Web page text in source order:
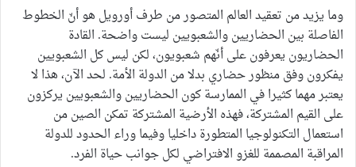
وما يزيد من تعقيد العالم المتصور من طرف أورويل هو أنّ الخطوط
الفاصلة بين الحضاريين والشعبويين ليست واضحة. القادة
الحضاريون يعرفون على أنّهم شعبويون، لكن ليس كل الشعبويين
يفكرون وفق منظور حضاري بدلا من الدولة الأمة. لحد الآن، هذا لا
يعتبر مهما كثيرا في الممارسة كون الحضاريين والشعبويين يركزون
على القيم المشتركة، فهذه الأرضية المشتركة تمكن الصين من
استعمال التكنولوجيا المتطورة داخليا وفيما وراء الحدود للدولة
المراقبة المصممة للغزو الافتراضي لكل جوانب حياة الفرد.